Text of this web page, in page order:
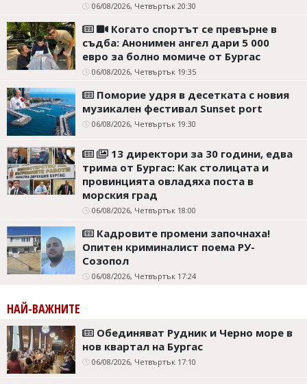
отговорност
за
тях!
Ако
обиден
за
вас
коментар,
моля
сигнализирайте
ни!
06/08/2026, Четвъртък 20:30
Когато спортът се превърне в
съдба: Анонимен ангел дари 5 000
евро за болно момиче от Бургас
06/08/2026, Четвъртък 19:35
Поморие удря в десетката с новия
музикален фестивал Sunset port
06/08/2026, Четвъртък 19:30
13 директори за 30 години, едва
трима от Бургас: Как столицата и
провинцията овладяха поста в
морския град
06/08/2026, Четвъртък 18:00
Кадровите промени започнаха!
Опитен криминалист поема РУ-
Созопол
06/08/2026, Четвъртък 17:24
НАЙ-ВАЖНИТЕ
Обединяват Рудник и Черно море в
нов квартал на Бургас
06/08/2026, Четвъртък 17:10